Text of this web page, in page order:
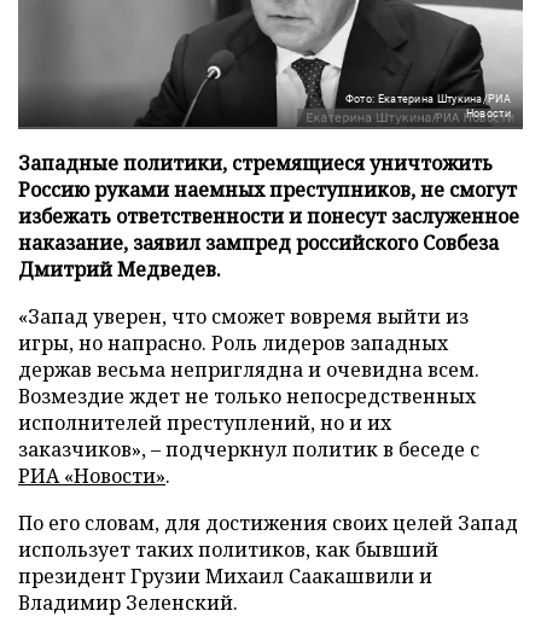
Фото: Екатерина Штукина/РИА
Новости
Западные политики, стремящиеся уничтожить
Россию руками наемных преступников, не смогут
избежать ответственности и понесут заслуженное
наказание, заявил зампред российского Совбеза
Дмитрий Медведев.
«Запад уверен, что сможет вовремя выйти из
игры, но напрасно. Роль лидеров западных
держав весьма неприглядна и очевидна всем.
Возмездие ждет не только непосредственных
исполнителей преступлений, но и их
заказчиков», – подчеркнул политик в беседе с
РИА «Новости».
По его словам, для достижения своих целей Запад
использует таких политиков, как бывший
президент Грузии Михаил Саакашвили и
Владимир Зеленский.